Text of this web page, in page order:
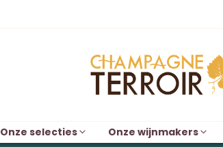
Onze selecties Onze wijnmakers